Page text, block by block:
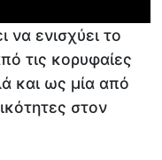
να ενισχύει το
τις κορυφαίες
και ως μία από
στον